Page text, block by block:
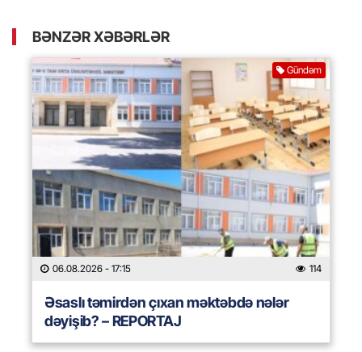
BƏNZƏR XƏBƏRLƏR
Gündəm
06.08.2026 - 17:15 114
Əsaslı təmirdən çıxan məktəbdə nələr
dəyişib? – REPORTAJ